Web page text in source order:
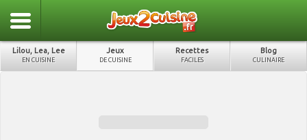
Lilou, Lea, Lee
EN CUISINE
Jeux
DE CUISINE
Recettes
FACILES
Blog
CULINAIRE